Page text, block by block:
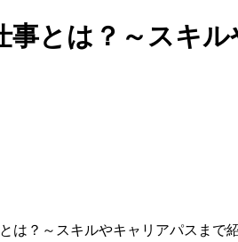
事とは？～スキ
は？～スキルやキャリアパスまで紹